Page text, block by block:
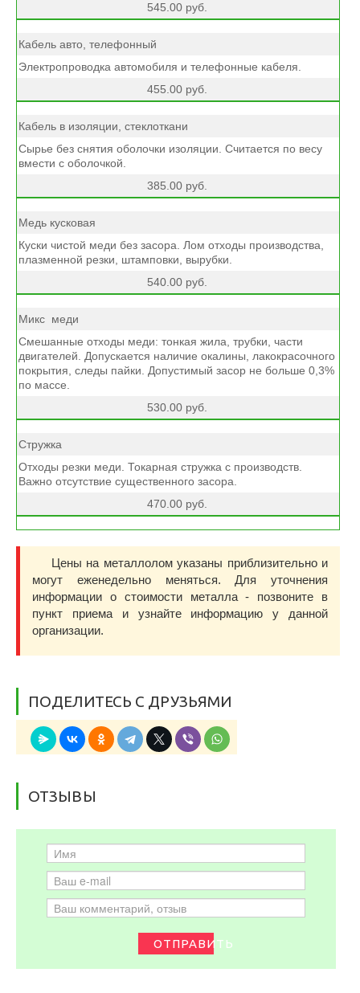
545.00 руб.
Кабель авто, телефонный
Электропроводка автомобиля и телефонные кабеля.
455.00 руб.
Кабель в изоляции, стеклоткани
Сырье без снятия оболочки изоляции. Считается по весу
вмести с оболочкой.
385.00 руб.
Медь кусковая
Куски чистой меди без засора. Лом отходы производства,
плазменной резки, штамповки, вырубки.
540.00 руб.
Микс меди
Смешанные отходы меди: тонкая жила, трубки, части
двигателей. Допускается наличие окалины, лакокрасочного
покрытия, следы пайки. Допустимый засор не больше 0,3%
по массе.
530.00 руб.
Стружка
Отходы резки меди. Токарная стружка с производств.
Важно отсутствие существенного засора.
470.00 руб.
Цены на металлолом указаны приблизительно и
могут еженедельно меняться. Для уточнения
информации о стоимости металла - позвоните в
пункт приема и узнайте информацию у данной
организации.
ПОДЕЛИТЕСЬ С ДРУЗЬЯМИ
ОТЗЫВЫ
ОТПРАВИТЬ